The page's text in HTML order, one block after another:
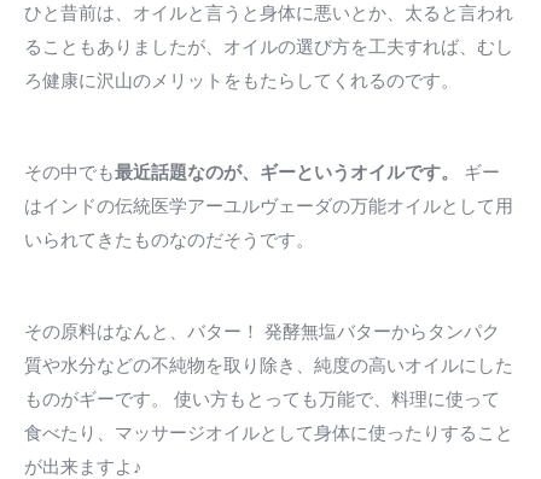
ひと昔前は、オイルと言うと身体に悪いとか、太ると言われ
ることもありましたが、オイルの選び方を工夫すれば、むし
ろ健康に沢山のメリットをもたらしてくれるのです。
その中でも最近話題なのが、ギーというオイルです。
ギー
はインドの伝統医学アーユルヴェーダの万能オイルとして用
いられてきたものなのだそうです。
その原料はなんと、バター！ 発酵無塩バターからタンパク
質や水分などの不純物を取り除き、純度の高いオイルにした
ものがギーです。 使い方もとっても万能で、料理に使って
食べたり、マッサージオイルとして身体に使ったりすること
が出来ますよ♪